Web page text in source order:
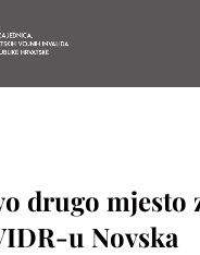
drugo mjesto
u Novska